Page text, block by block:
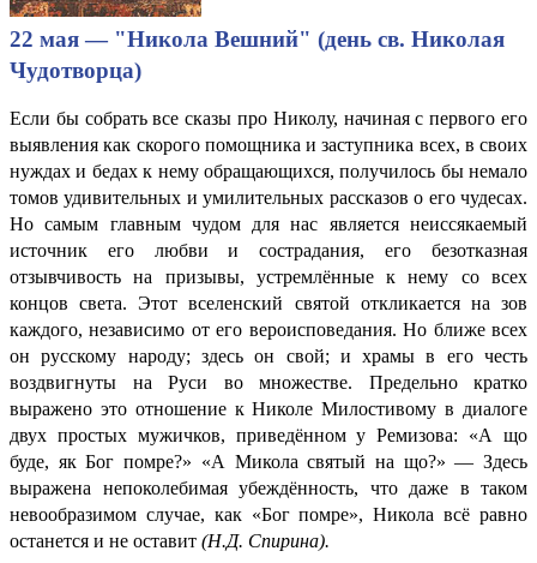
22 мая — "Никола Вешний" (день св. Николая
Чудотворца)
Если бы собрать все сказы про Николу, начиная с первого его
выявления как скорого помощника и заступника всех, в своих
нуждах и бедах к нему обращающихся, получилось бы немало
томов удивительных и умилительных рассказов о его чудесах.
Но самым главным чудом для нас является неиссякаемый
источник его любви и сострадания, его безотказная
отзывчивость на призывы, устремлённые к нему со всех
концов света. Этот вселенский святой откликается на зов
каждого, независимо от его вероисповедания. Но ближе всех
он русскому народу; здесь он свой; и храмы в его честь
воздвигнуты на Руси во множестве. Предельно кратко
выражено это отношение к Николе Милостивому в диалоге
двух простых мужичков, приведённом у Ремизова: «А що
буде, як Бог помре?» «А Микола святый на що?» — Здесь
выражена непоколебимая убеждённость, что даже в таком
невообразимом случае, как «Бог помре», Никола всё равно
останется и не оставит (Н.Д. Спирина).